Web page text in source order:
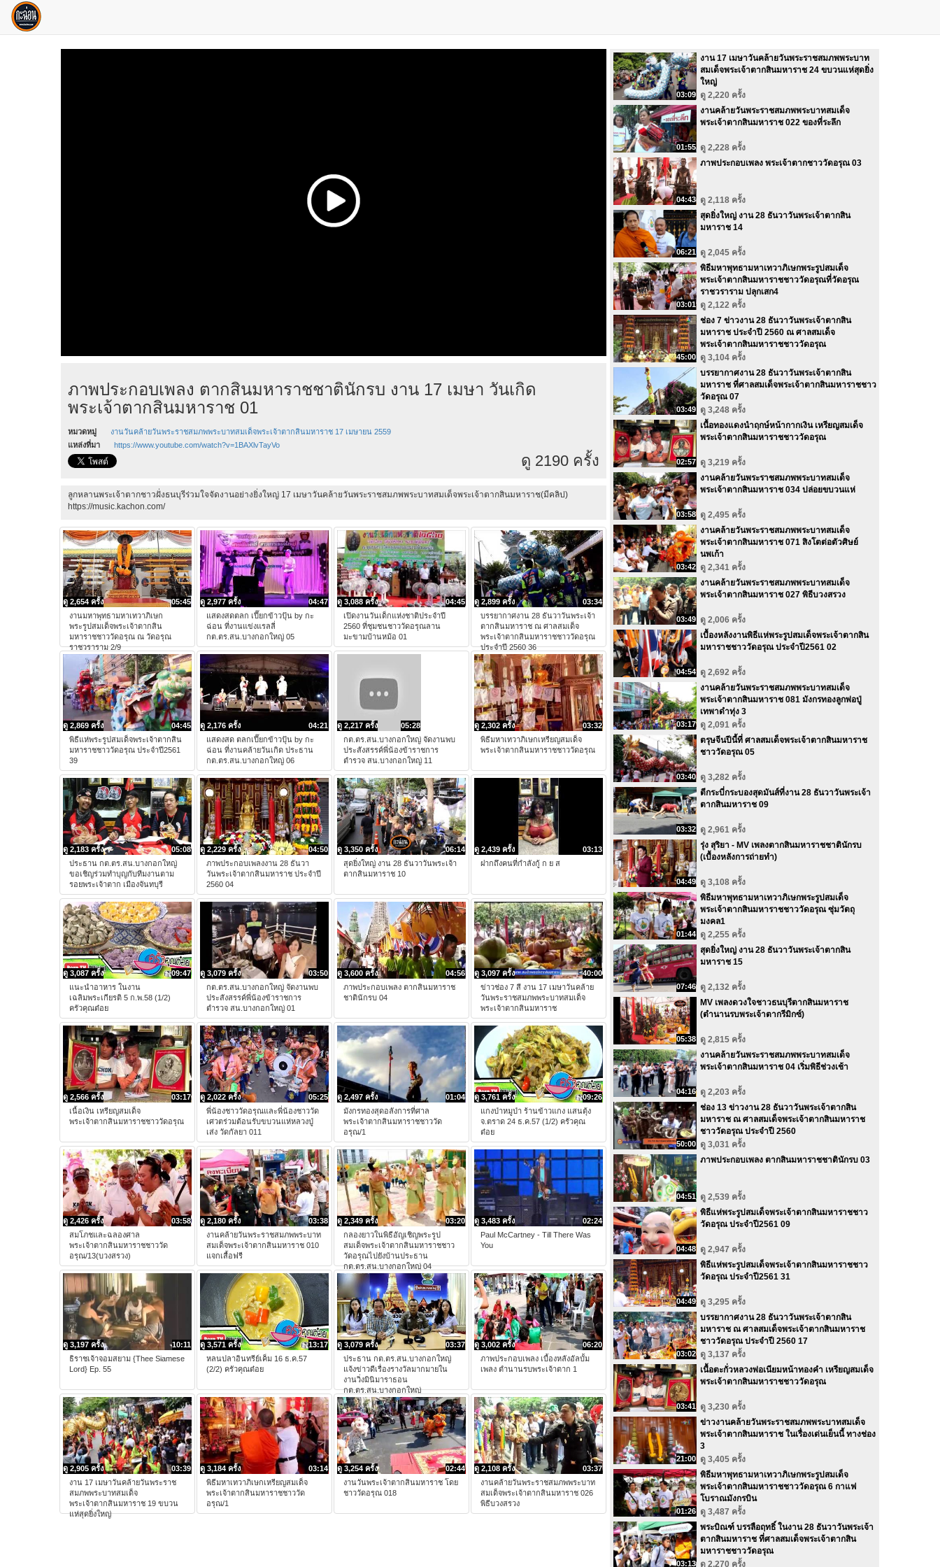
ภาพประกอบเพลง ตากสินมหาราชชาตินักรบ งาน 17 เมษา วันเกิด
พระเจ้าตากสินมหาราช 01
หมวดหมู่
งานวันคล้ายวันพระราชสมภพพระบาทสมเด็จพระเจ้าตากสินมหาราช 17 เมษายน 2559
แหล่งที่มา
https://www.youtube.com/watch?v=1BAXlvTayVo
ดู 2190 ครั้ง
ลูกหลานพระเจ้าตากชาวฝั่งธนบุรีร่วมใจจัดงานอย่างยิ่งใหญ่ 17 เมษาวันคล้ายวันพระราชสมภพพระบาทสมเด็จพระเจ้าตากสินมหาราช(มีคลิป)
https://music.kachon.com/
05:45
ดู 2,654 ครั้ง
งานมหาพุทธามหาเทวาภิเษก
พระรูปสมเด็จพระเจ้าตากสิน
มหาราชชาววัดอรุณ ณ วัดอรุณ
ราชวราราม 2/9
04:47
ดู 2,977 ครั้ง
แสดงสดตลก เปี๊ยกข้าวปุ้น by กะ
ฉ่อน ที่งานแข่งแรลลี่
กต.ตร.สน.บางกอกใหญ่ 05
04:45
ดู 3,088 ครั้ง
เปิดงานวันเด็กแห่งชาติประจำปี
2560 ที่ชุมชนชาววัดอรุณลาน
มะขามบ้านหม้อ 01
03:34
ดู 2,899 ครั้ง
บรรยากาศงาน 28 ธันวาวันพระเจ้า
ตากสินมหาราช ณ ศาลสมเด็จ
พระเจ้าตากสินมหาราชชาววัดอรุณ
ประจำปี 2560 36
04:45
ดู 2,869 ครั้ง
พิธีแห่พระรูปสมเด็จพระเจ้าตากสิน
มหาราชชาววัดอรุณ ประจำปี2561
39
04:21
ดู 2,176 ครั้ง
แสดงสด ตลกเปี๊ยกข้าวปุ้น by กะ
ฉ่อน ที่งานคล้ายวันเกิด ประธาน
กต.ตร.สน.บางกอกใหญ่ 06
05:28
ดู 2,217 ครั้ง
กต.ตร.สน.บางกอกใหญ่ จัดงานพบ
ประสังสรรค์พี่น้องข้าราชการ
ตำรวจ สน.บางกอกใหญ่ 11
03:32
ดู 2,302 ครั้ง
พิธีมหาเทวาภิเษกเหรียญสมเด็จ
พระเจ้าตากสินมหาราชชาววัดอรุณ
05:08
ดู 2,183 ครั้ง
ประธาน กต.ตร.สน.บางกอกใหญ่
ขอเชิญร่วมทำบุญกับทีมงานตาม
รอยพระเจ้าตาก เมืองจันทบุรี
04:50
ดู 2,229 ครั้ง
ภาพประกอบเพลงงาน 28 ธันวา
วันพระเจ้าตากสินมหาราช ประจำปี
2560 04
06:14
ดู 3,350 ครั้ง
สุดยิ่งใหญ่ งาน 28 ธันวาวันพระเจ้า
ตากสินมหาราช 10
03:13
ดู 2,439 ครั้ง
ฝากถึงคนที่กำลังกู้ ก ย ส
09:47
ดู 3,087 ครั้ง
แนะนำอาหาร ในงาน
เฉลิมพระเกียรติ 5 ก.พ.58 (1/2)
ครัวคุณต๋อย
03:50
ดู 3,079 ครั้ง
กต.ตร.สน.บางกอกใหญ่ จัดงานพบ
ประสังสรรค์พี่น้องข้าราชการ
ตำรวจ สน.บางกอกใหญ่ 01
04:56
ดู 3,600 ครั้ง
ภาพประกอบเพลง ตากสินมหาราช
ชาตินักรบ 04
40:00
ดู 3,097 ครั้ง
ข่าวช่อง 7 สี งาน 17 เมษาวันคล้าย
วันพระราชสมภพพระบาทสมเด็จ
พระเจ้าตากสินมหาราช
03:17
ดู 2,566 ครั้ง
เนื้อเงิน เหรียญสมเด็จ
พระเจ้าตากสินมหาราชชาววัดอรุณ
05:25
ดู 2,022 ครั้ง
พี่น้องชาววัดอรุณและพี่น้องชาววัด
เศวตร่วมต้อนรับขบวนแห่หลวงปู่
เส่ง วัดกัลยา 011
01:04
ดู 2,497 ครั้ง
มังกรทองสุดอลังการที่ศาล
พระเจ้าตากสินมหาราชชาววัด
อรุณ/1
09:26
ดู 3,761 ครั้ง
แกงป่าหมูป่า ร้านข้าวแกง แสนตุ้ง
จ.ตราด 24 ธ.ค.57 (1/2) ครัวคุณ
ต๋อย
03:58
ดู 2,426 ครั้ง
สมโภชและฉลองศาล
พระเจ้าตากสินมหาราชชาววัด
อรุณ/13(บวงสรวง)
03:38
ดู 2,180 ครั้ง
งานคล้ายวันพระราชสมภพพระบาท
สมเด็จพระเจ้าตากสินมหาราช 010
แจกเสื้อฟรี
03:20
ดู 2,349 ครั้ง
กลองยาวในพิธีอัญเชิญพระรูป
สมเด็จพระเจ้าตากสินมหาราชชาว
วัดอรุณไปยังบ้านประธาน
กต.ตร.สน.บางกอกใหญ่ 04
02:24
ดู 3,483 ครั้ง
Paul McCartney - Till There Was
You
10:11
ดู 3,197 ครั้ง
ธิราชเจ้าจอมสยาม {Thee Siamese
Lord} Ep. 55
13:17
ดู 3,571 ครั้ง
หลนปลาอินทรีย์เค็ม 16 ธ.ค.57
(2/2) ครัวคุณต๋อย
03:37
ดู 3,079 ครั้ง
ประธาน กต.ตร.สน.บางกอกใหญ่
แจ้งข่าวดีเรื่องรางวัลมากมายใน
งานวิ่งมินิมาราธอน
กต.ตร.สน.บางกอกใหญ่
06:20
ดู 3,002 ครั้ง
ภาพประกอบเพลง เบื้องหลังอัลบั้ม
เพลง ตำนานรบพระเจ้าตาก 1
03:39
ดู 2,905 ครั้ง
งาน 17 เมษาวันคล้ายวันพระราช
สมภพพระบาทสมเด็จ
พระเจ้าตากสินมหาราช 19 ขบวน
แห่สุดยิ่งใหญ่
03:14
ดู 3,184 ครั้ง
พิธีมหาเทวาภิเษกเหรียญสมเด็จ
พระเจ้าตากสินมหาราชชาววัด
อรุณ/1
02:44
ดู 3,254 ครั้ง
งานวันพระเจ้าตากสินมหาราช โดย
ชาววัดอรุณ 018
03:37
ดู 2,108 ครั้ง
งานคล้ายวันพระราชสมภพพระบาท
สมเด็จพระเจ้าตากสินมหาราช 026
พิธีบวงสรวง
03:09
งาน 17 เมษาวันคล้ายวันพระราชสมภพพระบาท
สมเด็จพระเจ้าตากสินมหาราช 24 ขบวนแห่สุดยิ่ง
ใหญ่
ดู 2,220 ครั้ง
01:55
งานคล้ายวันพระราชสมภพพระบาทสมเด็จ
พระเจ้าตากสินมหาราช 022 ของที่ระลึก
ดู 2,228 ครั้ง
04:43
ภาพประกอบเพลง พระเจ้าตากชาววัดอรุณ 03
ดู 2,118 ครั้ง
06:21
สุดยิ่งใหญ่ งาน 28 ธันวาวันพระเจ้าตากสิน
มหาราช 14
ดู 2,045 ครั้ง
03:01
พิธีมหาพุทธามหาเทวาภิเษกพระรูปสมเด็จ
พระเจ้าตากสินมหาราชชาววัดอรุณที่วัดอรุณ
ราชวราราม ปลุกเสก4
ดู 2,122 ครั้ง
45:00
ช่อง 7 ข่าวงาน 28 ธันวาวันพระเจ้าตากสิน
มหาราช ประจำปี 2560 ณ ศาลสมเด็จ
พระเจ้าตากสินมหาราชชาววัดอรุณ
ดู 3,104 ครั้ง
03:49
บรรยากาศงาน 28 ธันวาวันพระเจ้าตากสิน
มหาราช ที่ศาลสมเด็จพระเจ้าตากสินมหาราชชาว
วัดอรุณ 07
ดู 3,248 ครั้ง
02:57
เนื้อทองแดงนำฤกษ์หน้ากากเงิน เหรียญสมเด็จ
พระเจ้าตากสินมหาราชชาววัดอรุณ
ดู 3,219 ครั้ง
03:58
งานคล้ายวันพระราชสมภพพระบาทสมเด็จ
พระเจ้าตากสินมหาราช 034 ปล่อยขบวนแห่
ดู 2,495 ครั้ง
03:42
งานคล้ายวันพระราชสมภพพระบาทสมเด็จ
พระเจ้าตากสินมหาราช 071 สิงโตต่อตัวศิษย์
นพเก้า
ดู 2,341 ครั้ง
03:49
งานคล้ายวันพระราชสมภพพระบาทสมเด็จ
พระเจ้าตากสินมหาราช 027 พิธีบวงสรวง
ดู 2,006 ครั้ง
04:54
เบื้องหลังงานพิธีแห่พระรูปสมเด็จพระเจ้าตากสิน
มหาราชชาววัดอรุณ ประจำปี2561 02
ดู 2,692 ครั้ง
03:17
งานคล้ายวันพระราชสมภพพระบาทสมเด็จ
พระเจ้าตากสินมหาราช 081 มังกรทองลูกพ่อปู่
เทพาดำทุ่ง 3
ดู 2,091 ครั้ง
03:40
ตรุษจีนปีนี้ที่ ศาลสมเด็จพระเจ้าตากสินมหาราช
ชาววัดอรุณ 05
ดู 3,282 ครั้ง
03:32
ตีกระบี่กระบองสุดมันส์ที่งาน 28 ธันวาวันพระเจ้า
ตากสินมหาราช 09
ดู 2,961 ครั้ง
04:49
รุ่ง สุริยา - MV เพลงตากสินมหาราชชาตินักรบ
(เบื้องหลังการถ่ายทำ)
ดู 3,108 ครั้ง
01:44
พิธีมหาพุทธามหาเทวาภิเษกพระรูปสมเด็จ
พระเจ้าตากสินมหาราชชาววัดอรุณ ซุ่มวัตถุ
มงคล1
ดู 2,255 ครั้ง
07:46
สุดยิ่งใหญ่ งาน 28 ธันวาวันพระเจ้าตากสิน
มหาราช 15
ดู 2,132 ครั้ง
05:38
MV เพลงดวงใจชาวธนบุรีตากสินมหาราช
(ตำนานรบพระเจ้าตากรีมิกซ์)
ดู 2,815 ครั้ง
04:16
งานคล้ายวันพระราชสมภพพระบาทสมเด็จ
พระเจ้าตากสินมหาราช 04 เริ่มพิธีช่วงเช้า
ดู 2,203 ครั้ง
50:00
ช่อง 13 ข่าวงาน 28 ธันวาวันพระเจ้าตากสิน
มหาราช ณ ศาลสมเด็จพระเจ้าตากสินมหาราช
ชาววัดอรุณ ประจำปี 2560
ดู 3,031 ครั้ง
04:51
ภาพประกอบเพลง ตากสินมหาราชชาตินักรบ 03
ดู 2,539 ครั้ง
04:48
พิธีแห่พระรูปสมเด็จพระเจ้าตากสินมหาราชชาว
วัดอรุณ ประจำปี2561 09
ดู 2,947 ครั้ง
04:49
พิธีแห่พระรูปสมเด็จพระเจ้าตากสินมหาราชชาว
วัดอรุณ ประจำปี2561 31
ดู 3,295 ครั้ง
03:02
บรรยากาศงาน 28 ธันวาวันพระเจ้าตากสิน
มหาราช ณ ศาลสมเด็จพระเจ้าตากสินมหาราช
ชาววัดอรุณ ประจำปี 2560 17
ดู 3,137 ครั้ง
03:41
เนื้อตะกั่วหลวงพ่อเนียมหน้าทองคำ เหรียญสมเด็จ
พระเจ้าตากสินมหาราชชาววัดอรุณ
ดู 3,230 ครั้ง
21:00
ข่าวงานคล้ายวันพระราชสมภพพระบาทสมเด็จ
พระเจ้าตากสินมหาราช ในเรื่องเด่นเย็นนี้ ทางช่อง
3
ดู 3,405 ครั้ง
01:26
พิธีมหาพุทธามหาเทวาภิเษกพระรูปสมเด็จ
พระเจ้าตากสินมหาราชชาววัดอรุณ 6 กาแฟ
โบราณมังกรบิน
ดู 3,487 ครั้ง
03:13
พระบิณฑ์ บรรลือฤทธิ์ ในงาน 28 ธันวาวันพระเจ้า
ตากสินมหาราช ที่ศาลสมเด็จพระเจ้าตากสิน
มหาราชชาววัดอรุณ
ดู 2,270 ครั้ง